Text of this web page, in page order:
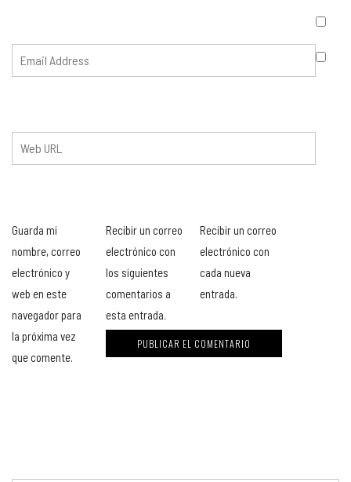
Guarda mi
nombre, correo
electrónico y
web en este
navegador para
la próxima vez
que comente.
Recibir un correo
electrónico con
los siguientes
comentarios a
esta entrada.
Recibir un correo
electrónico con
cada nueva
entrada.